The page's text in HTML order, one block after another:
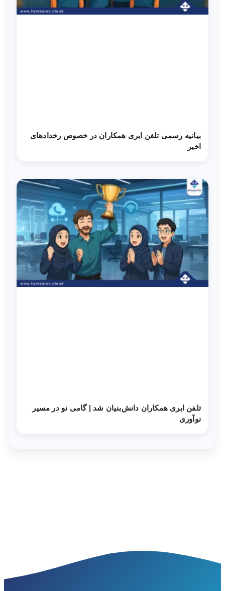
بیانیه رسمی تلفن ابری همکاران در خصوص رخدادهای
اخیر
تلفن ابری همکاران دانش‌‌بنیان شد | گامی نو در مسیر
نوآوری